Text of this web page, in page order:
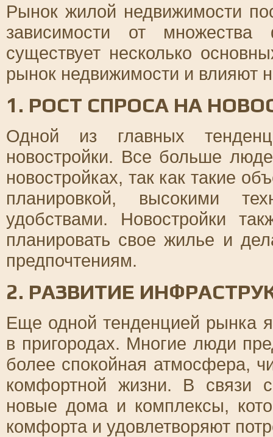
Рынок жилой недвижимости
зависимости от
существует несколько
рынок недвижимости и влияют
1. РОСТ СПРОСА НА
Одной из главных
новостройки. Все больше
новостройках, так как такие
планировкой, высокими
удобствами. Новостройки
планировать свое жилье и
предпочтениям.
2. РАЗВИТИЕ
Еще одной тенденцией рынка
в пригородах. Многие люди
более спокойная атмосфера,
комфортной жизни. В связи
новые дома и комплексы,
комфорта и удовлетворяют